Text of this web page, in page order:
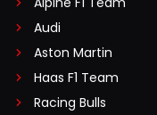
Audi
Aston Martin
Haas F1 Team
Racing Bulls